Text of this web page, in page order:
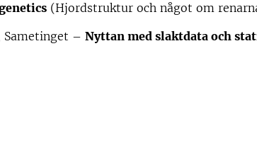
(Hjordstruktur och något om
Sametinget – Nyttan med slaktdata och